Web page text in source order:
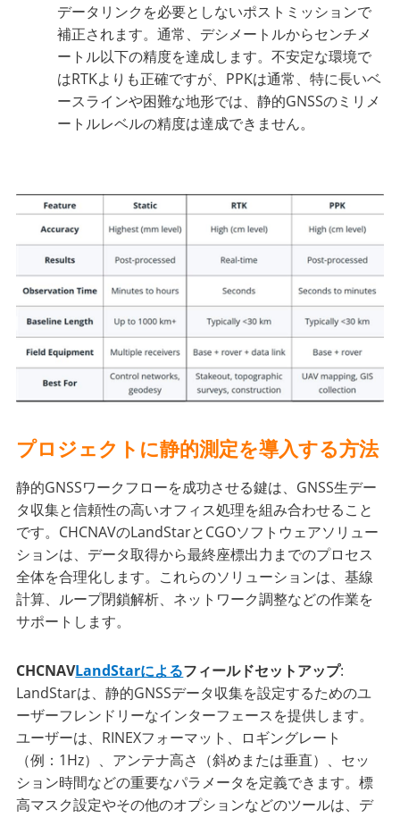
データリンクを必要としないポストミッションで
補正されます。通常、デシメートルからセンチメ
ートル以下の精度を達成します。不安定な環境で
はRTKよりも正確ですが、PPKは通常、特に長いベ
ースラインや困難な地形では、静的GNSSのミリメ
ートルレベルの精度は達成できません。
プロジェクトに静的測定を導入する方法
静的GNSSワークフローを成功させる鍵は、GNSS生デー
タ収集と信頼性の高いオフィス処理を組み合わせること
です。CHCNAVのLandStarとCGOソフトウェアソリュー
ションは、データ取得から最終座標出力までのプロセス
全体を合理化します。これらのソリューションは、基線
計算、ループ閉鎖解析、ネットワーク調整などの作業を
サポートします。
CHCNAVLandStarによるフィールドセットアップ:
LandStarは、静的GNSSデータ収集を設定するためのユ
ーザーフレンドリーなインターフェースを提供します。
ユーザーは、RINEXフォーマット、ロギングレート
（例：1Hz）、アンテナ高さ（斜めまたは垂直）、セッ
ション時間などの重要なパラメータを定義できます。標
高マスク設定やその他のオプションなどのツールは、デ